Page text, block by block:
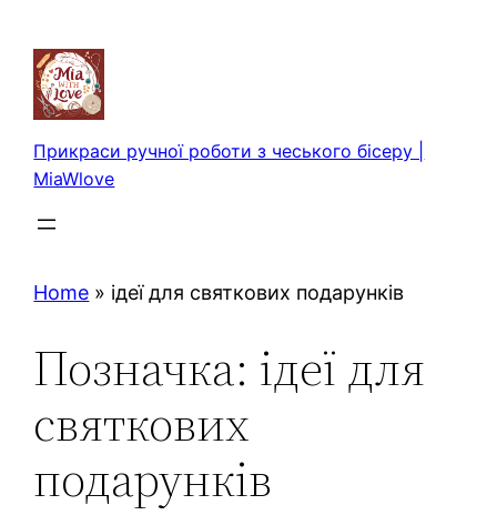
вмісту
Прикраси ручної роботи з чеського бісеру |
MiaWlove
Home » ідеї для святкових подарунків
Позначка: ідеї для
святкових
подарунків